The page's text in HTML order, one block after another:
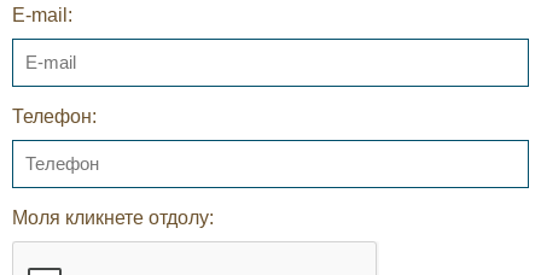
E-mail:
Телефон:
Моля кликнете отдолу: